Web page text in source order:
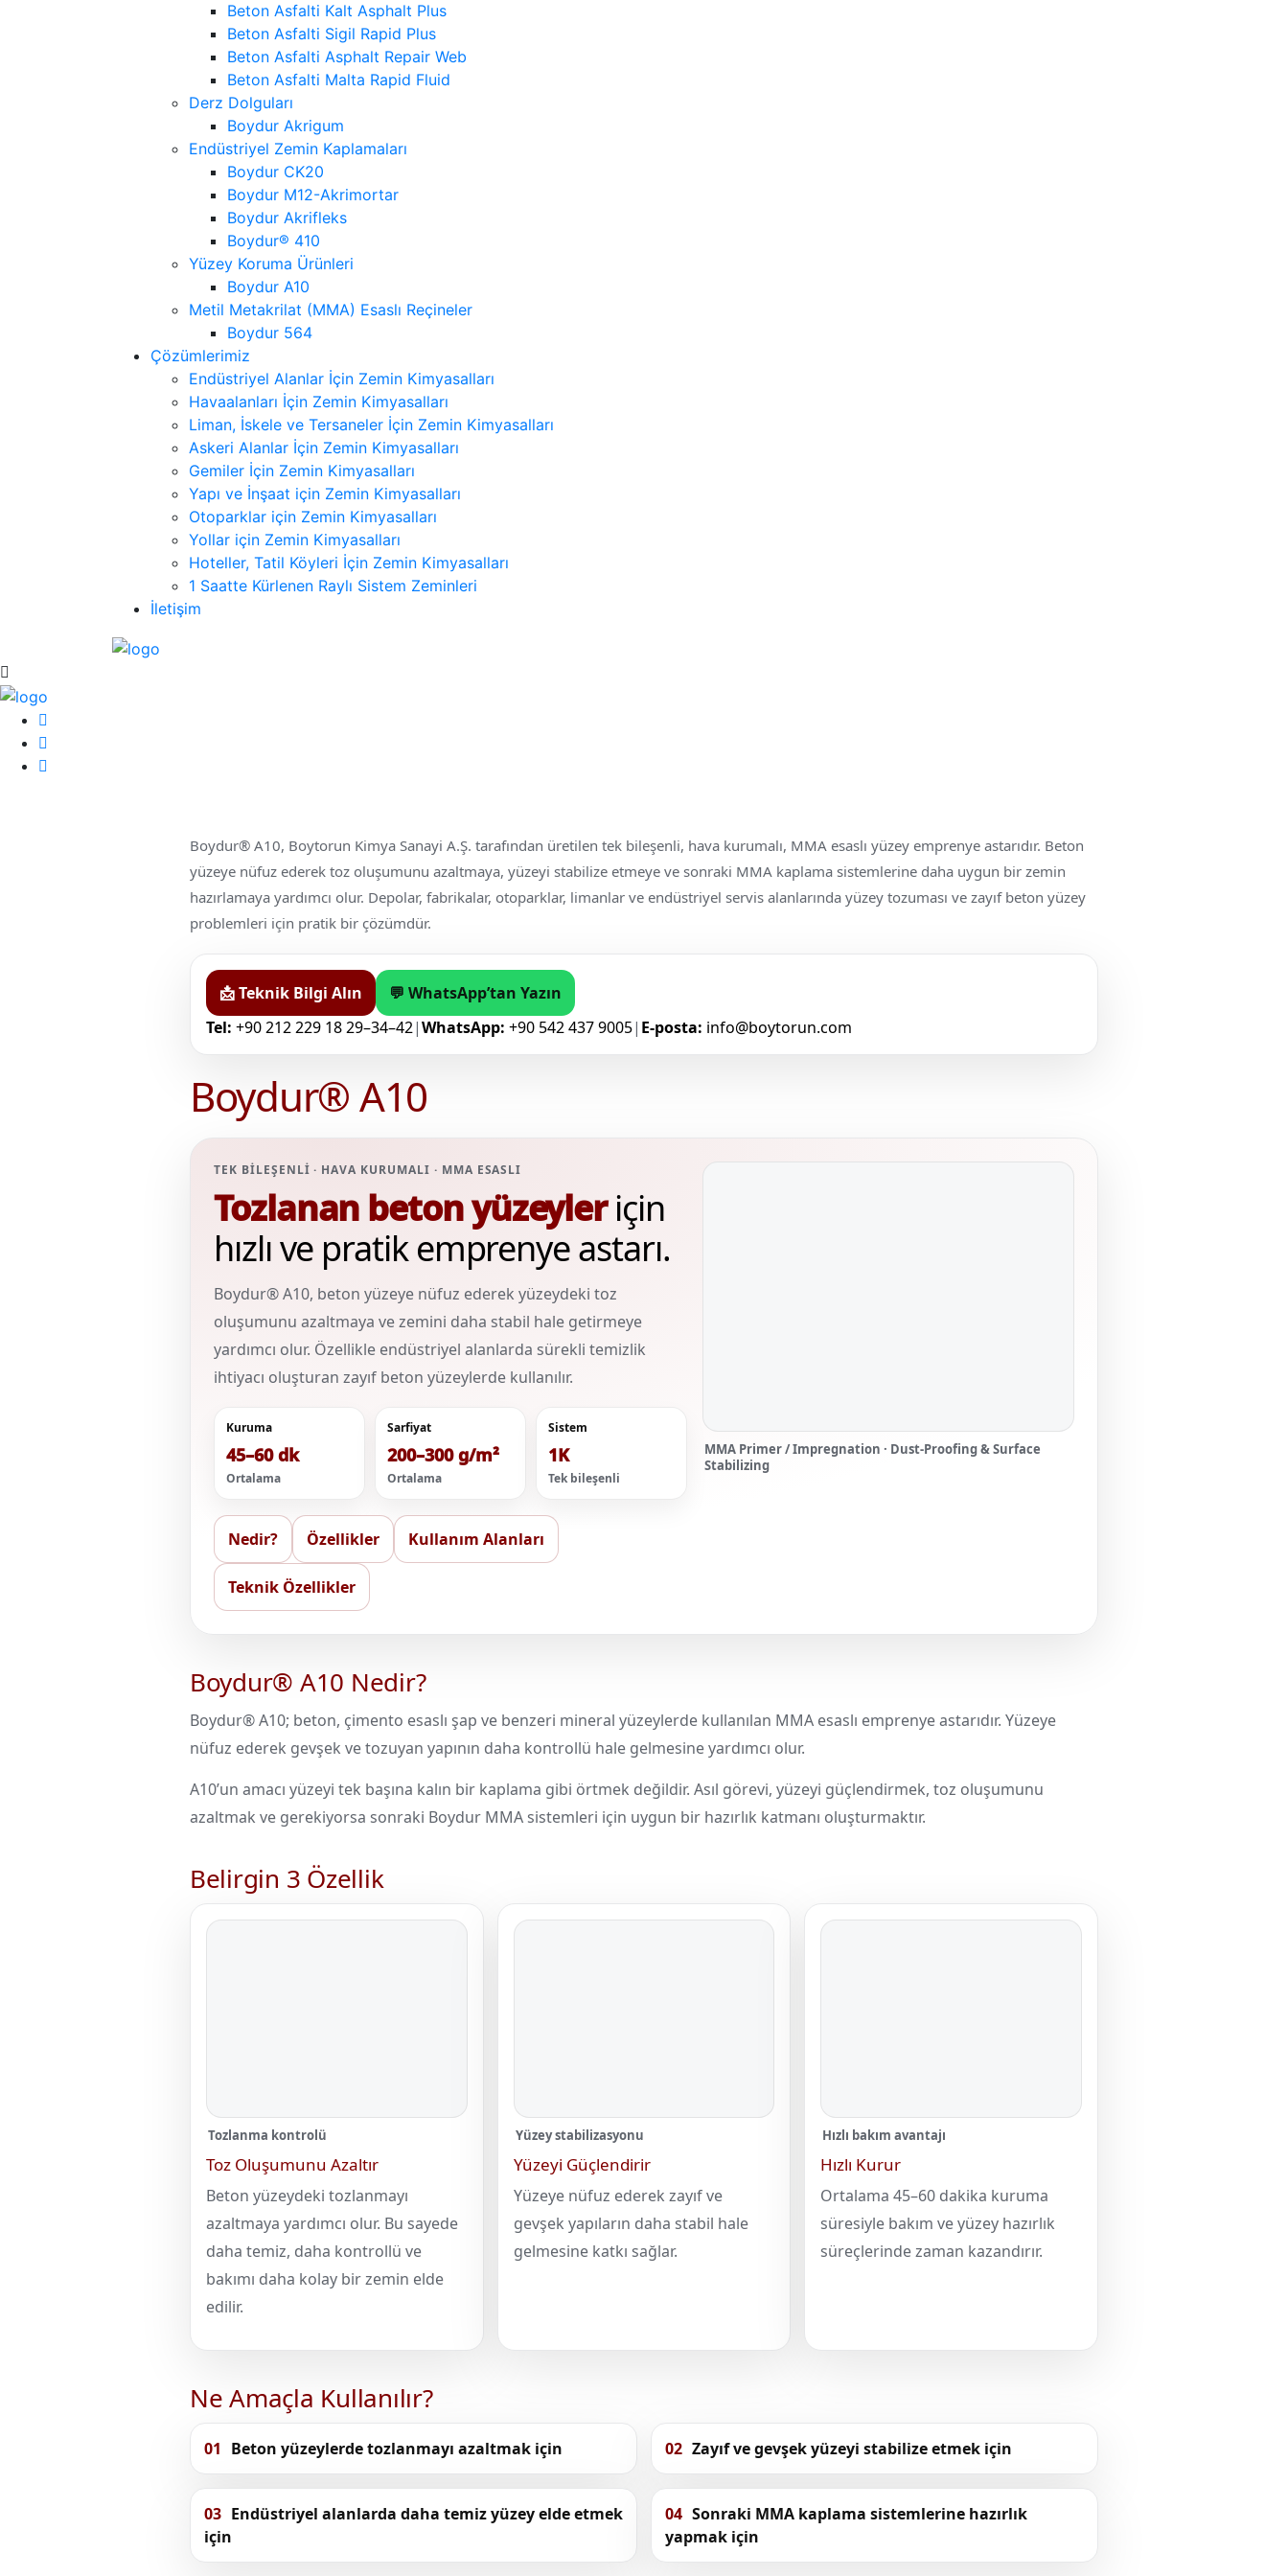
Beton Asfalti Kalt Asphalt Plus
Beton Asfalti Sigil Rapid Plus
Beton Asfalti Asphalt Repair Web
Beton Asfalti Malta Rapid Fluid
Derz Dolguları
Boydur Akrigum
Endüstriyel Zemin Kaplamaları
Boydur CK20
Boydur M12-Akrimortar
Boydur Akrifleks
Boydur® 410
Yüzey Koruma Ürünleri
Boydur A10
Metil Metakrilat (MMA) Esaslı Reçineler
Boydur 564
Çözümlerimiz
Endüstriyel Alanlar İçin Zemin Kimyasalları
Havaalanları İçin Zemin Kimyasalları
Liman, İskele ve Tersaneler İçin Zemin Kimyasalları
Askeri Alanlar İçin Zemin Kimyasalları
Gemiler İçin Zemin Kimyasalları
Yapı ve İnşaat için Zemin Kimyasalları
Otoparklar için Zemin Kimyasalları
Yollar için Zemin Kimyasalları
Hoteller, Tatil Köyleri İçin Zemin Kimyasalları
1 Saatte Kürlenen Raylı Sistem Zeminleri
İletişim
Boydur® A10, Boytorun Kimya Sanayi A.Ş. tarafından üretilen tek bileşenli, hava kurumalı, MMA esaslı yüzey emprenye astarıdır. Beton
yüzeye nüfuz ederek toz oluşumunu azaltmaya, yüzeyi stabilize etmeye ve sonraki MMA kaplama sistemlerine daha uygun bir zemin
hazırlamaya yardımcı olur. Depolar, fabrikalar, otoparklar, limanlar ve endüstriyel servis alanlarında yüzey tozuması ve zayıf beton yüzey
problemleri için pratik bir çözümdür.
📩 Teknik Bilgi Alın
💬 WhatsApp’tan Yazın
Tel: +90 212 229 18 29–34–42|WhatsApp: +90 542 437 9005| E-posta: info@boytorun.com
Boydur® A10
TEK BİLEŞENLİ · HAVA KURUMALI · MMA ESASLI
Tozlanan beton yüzeyleriçin
hızlı ve pratik emprenye astarı.
Boydur® A10, beton yüzeye nüfuz ederek yüzeydeki toz
oluşumunu azaltmaya ve zemini daha stabil hale getirmeye
yardımcı olur. Özellikle endüstriyel alanlarda sürekli temizlik
ihtiyacı oluşturan zayıf beton yüzeylerde kullanılır.
Kuruma
45–60 dk
Ortalama
Sarfiyat
200–300 g/m²
Ortalama
Sistem
1K
Tek bileşenli
Nedir? Özellikler Kullanım Alanları
Teknik Özellikler
MMA Primer / Impregnation · Dust-Proofing & Surface
Stabilizing
Boydur® A10 Nedir?
Boydur® A10; beton, çimento esaslı şap ve benzeri mineral yüzeylerde kullanılan MMA esaslı emprenye astarıdır. Yüzeye
nüfuz ederek gevşek ve tozuyan yapının daha kontrollü hale gelmesine yardımcı olur.
A10’un amacı yüzeyi tek başına kalın bir kaplama gibi örtmek değildir. Asıl görevi, yüzeyi güçlendirmek, toz oluşumunu
azaltmak ve gerekiyorsa sonraki Boydur MMA sistemleri için uygun bir hazırlık katmanı oluşturmaktır.
Belirgin 3 Özellik
Tozlanma kontrolü
Toz Oluşumunu Azaltır
Beton yüzeydeki tozlanmayı
azaltmaya yardımcı olur. Bu sayede
daha temiz, daha kontrollü ve
bakımı daha kolay bir zemin elde
edilir.
Yüzey stabilizasyonu
Yüzeyi Güçlendirir
Yüzeye nüfuz ederek zayıf ve
gevşek yapıların daha stabil hale
gelmesine katkı sağlar.
Hızlı bakım avantajı
Hızlı Kurur
Ortalama 45–60 dakika kuruma
süresiyle bakım ve yüzey hazırlık
süreçlerinde zaman kazandırır.
Ne Amaçla Kullanılır?
01 Beton yüzeylerde tozlanmayı azaltmak için 02 Zayıf ve gevşek yüzeyi stabilize etmek için
03 Endüstriyel alanlarda daha temiz yüzey elde etmek
için
04 Sonraki MMA kaplama sistemlerine hazırlık
yapmak için